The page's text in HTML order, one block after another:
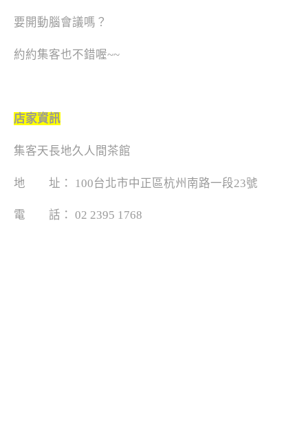
要開動腦會議嗎？
約約集客也不錯喔~~
店家資訊
集客天長地久人間茶館
地 址： 100台北市中正區杭州南路一段23號
電 話： 02 2395 1768